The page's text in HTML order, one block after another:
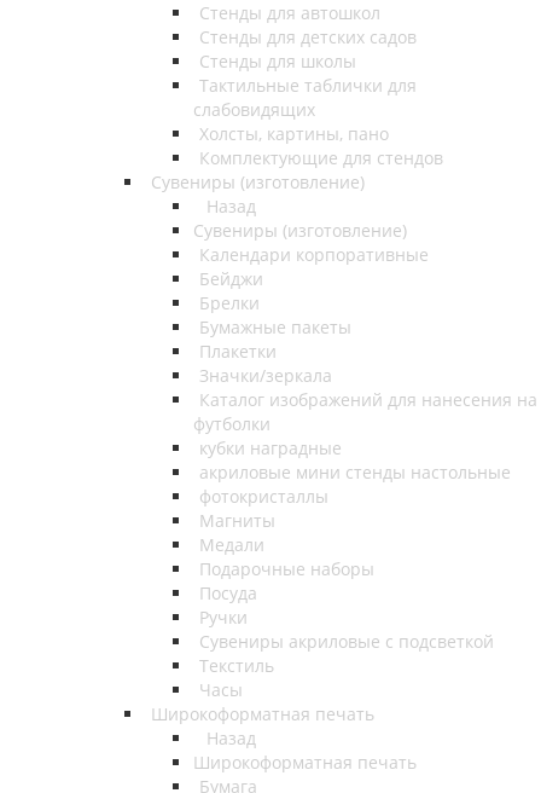
Стенды для автошкол
Стенды для детских садов
Стенды для школы
Тактильные таблички для
слабовидящих
Холсты, картины, пано
Комплектующие для стендов
Сувениры (изготовление)
Назад
Сувениры (изготовление)
Календари корпоративные
Бейджи
Брелки
Бумажные пакеты
Плакетки
Значки/зеркала
Каталог изображений для нанесения на
футболки
кубки наградные
акриловые мини стенды настольные
фотокристаллы
Магниты
Медали
Подарочные наборы
Посуда
Ручки
Сувениры акриловые с подсветкой
Текстиль
Часы
Широкоформатная печать
Назад
Широкоформатная печать
Бумага